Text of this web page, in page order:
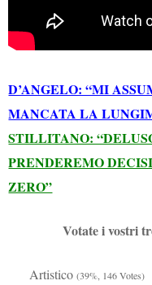
D’ANGELO: “MI
MANCATA LA
STILLITANO:
PRENDEREMO
ZERO”
Votate i vostri
Artistico(39%, 146 Votes)